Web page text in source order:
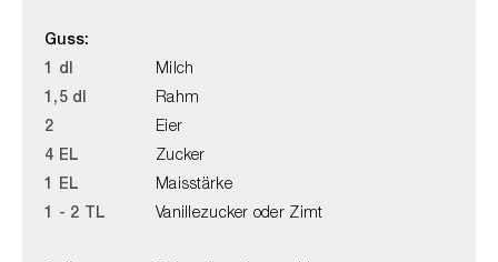
Guss:
1 dl
Milch
1,5 dl
Rahm
2
Eier
4 EL
Zucker
1 EL
Maisstärke
1 - 2 TL
Vanillezucker oder Zimt